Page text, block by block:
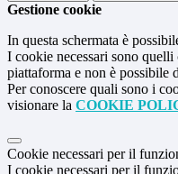
Gestione cookie
In questa schermata è
I cookie necessari sono
piattaforma e non è possibile
Per conoscere quali sono i
visionare la COOKIE
Cookie necessari per il
I cookie necessari per il